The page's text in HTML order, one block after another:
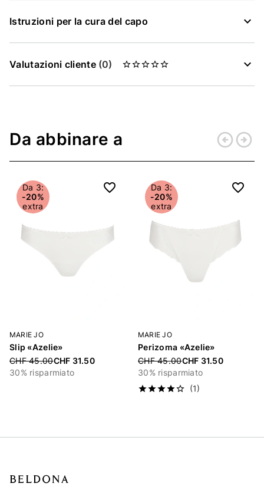
Istruzioni per la cura del capo
Valutazioni cliente (0)
Da abbinare a arrow_circle_leftarrow_circle_right
Da 3:
-20%
extra
MARIE JO
Slip «Azelie»
Price reduced from
CHF 45.00CHF 31.50
30% risparmiato
Da 3:
-20%
extra
MARIE JO
Perizoma «Azelie»
Price reduced from
CHF 45.00CHF 31.50
30% risparmiato
(1)